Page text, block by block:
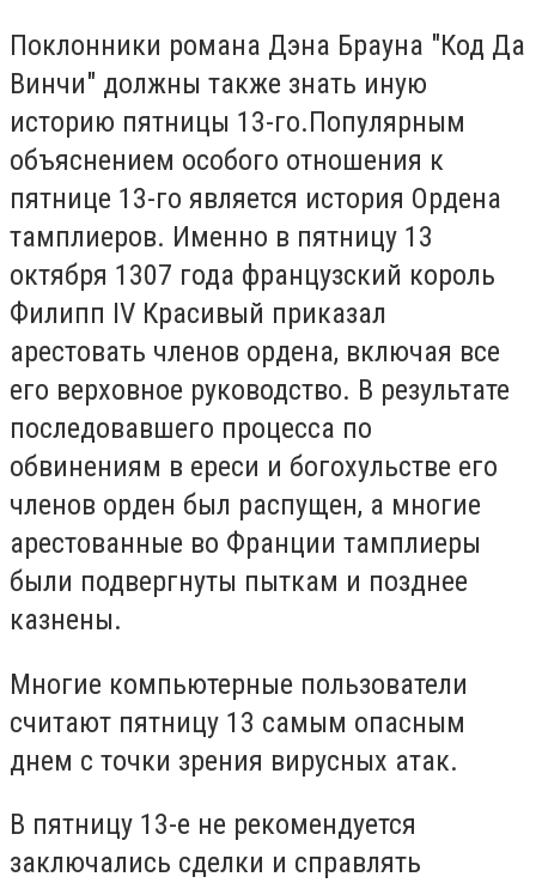
Поклонники романа Дэна Брауна "Код Да
Винчи" должны также знать иную
историю пятницы 13-го.Популярным
объяснением особого отношения к
пятнице 13-го является история Ордена
тамплиеров. Именно в пятницу 13
октября 1307 года французский король
Филипп IV Красивый приказал
арестовать членов ордена, включая все
его верховное руководство. В результате
последовавшего процесса по
обвинениям в ереси и богохульстве его
членов орден был распущен, а многие
арестованные во Франции тамплиеры
были подвергнуты пыткам и позднее
казнены.
Многие компьютерные пользователи
считают пятницу 13 самым опасным
днем с точки зрения вирусных атак.
В пятницу 13-е не рекомендуется
заключались сделки и справлять